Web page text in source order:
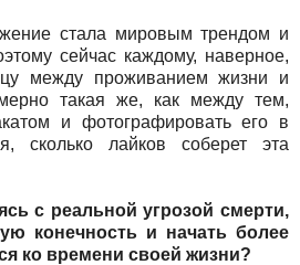
стала мировым трендом и
сейчас каждому, наверное,
между проживанием жизни и
такая же, как между тем,
и фотографировать его в
сколько лайков соберет эта
с реальной угрозой смерти,
конечность и начать более
ко времени своей жизни?